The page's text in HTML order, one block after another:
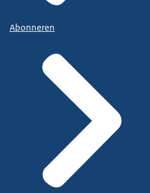
Abonneren